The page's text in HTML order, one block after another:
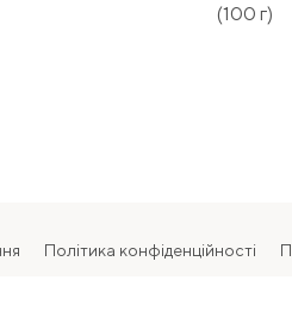
(100 г)
Політика конфіденційності